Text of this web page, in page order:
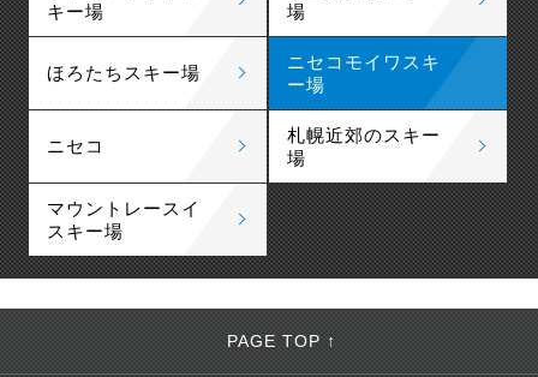
キー場
場
ほろたちスキー場
ニセコモイワスキ
ー場
ニセコ
札幌近郊のスキー
場
マウントレースイ
スキー場
PAGE TOP ↑